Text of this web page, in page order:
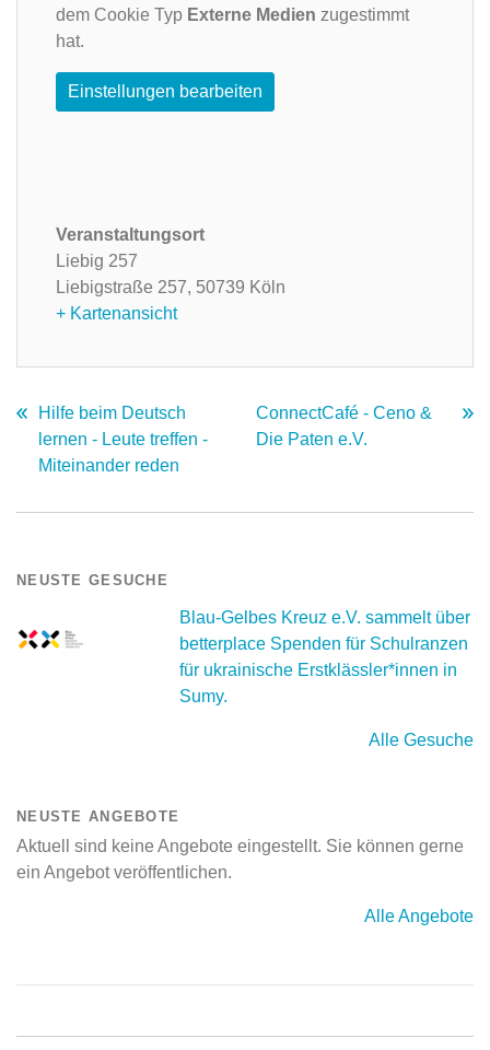
dem Cookie Typ Externe Medien zugestimmt
hat.
Einstellungen bearbeiten
Veranstaltungsort
Liebig 257
Liebigstraße 257, 50739 Köln
+ Kartenansicht
Hilfe beim Deutsch
lernen - Leute treffen -
Miteinander reden
ConnectCafé - Ceno &
Die Paten e.V.
NEUSTE GESUCHE
Blau-Gelbes Kreuz e.V. sammelt über
betterplace Spenden für Schulranzen
für ukrainische Erstklässler*innen in
Sumy.
Alle Gesuche
NEUSTE ANGEBOTE
Aktuell sind keine Angebote eingestellt. Sie können gerne
ein Angebot veröffentlichen.
Alle Angebote